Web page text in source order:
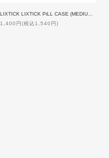
1,400円(税込1,540円)